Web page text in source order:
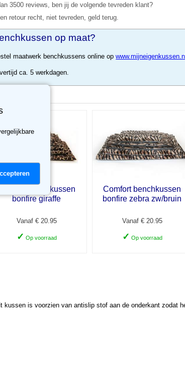
3500 reviews, ben jij de volgende tevreden klant?
retour recht, niet tevreden, geld terug.
op maat?
maatwerk benchkussens online op
ca. 5 werkdagen.
Comfort benchkussen
bonfire giraffe
Vanaf € 20.95
✓ Op voorraad
Comfort benchkussen
bonfire zebra zw/bruin
Vanaf € 20.95
✓ Op voorraad
is voorzien van antislip stof aan de onderkant zodat